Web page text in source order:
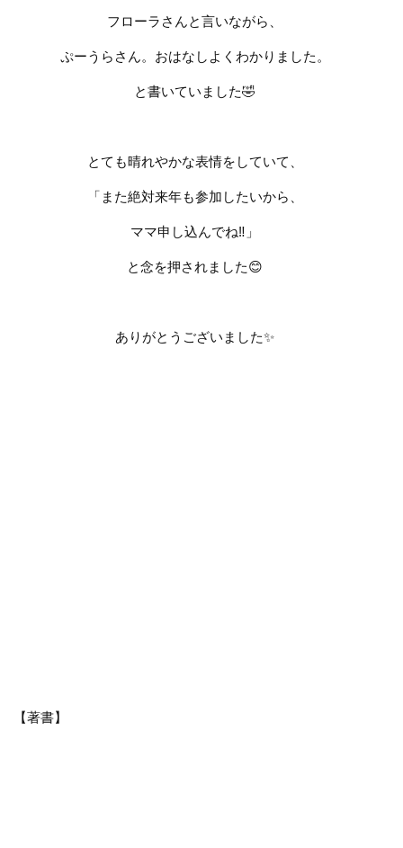
フローラさんと言いながら、
ぷーうらさん。おはなしよくわかりました。
と書いていました🤣
とても晴れやかな表情をしていて、
「また絶対来年も参加したいから、
ママ申し込んでね‼️ 」
と念を押されました😊
ありがとうございました✨
【著書】